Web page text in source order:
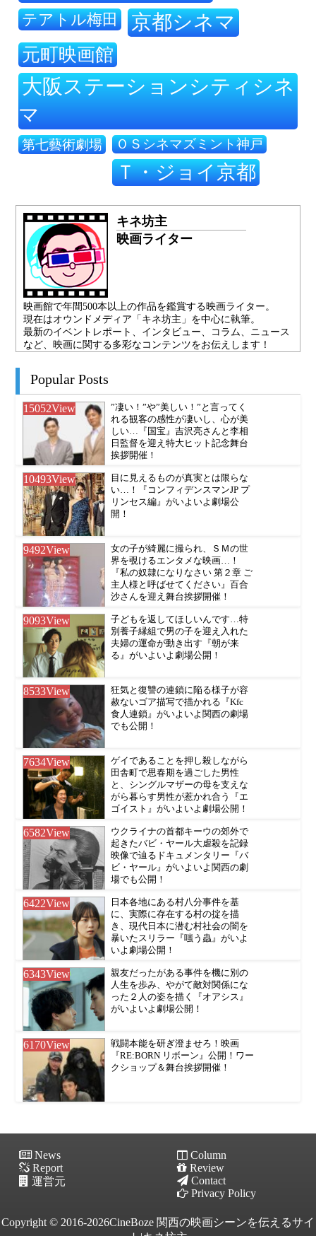
テアトル梅田 京都シネマ
元町映画館
大阪ステーションシティシネ
マ
第七藝術劇場 ＯＳシネマズミント神戸
Ｔ・ジョイ京都
キネ坊主
映画ライター
映画館で年間500本以上の作品を鑑賞する映画ライター。
現在はオウンドメディア「キネ坊主」を中心に執筆。
最新のイベントレポート、インタビュー、コラム、ニュース
など、映画に関する多彩なコンテンツをお伝えします！
Popular Posts
15052View
”凄い！”や”美しい！”と言ってく
れる観客の感性が凄いし、心が美
しい…『国宝』吉沢亮さんと李相
日監督を迎え特大ヒット記念舞台
挨拶開催！
10493View
目に見えるものが真実とは限らな
い…！『コンフィデンスマンJP プ
リンセス編』がいよいよ劇場公
開！
9492View
女の子が綺麗に撮られ、ＳＭの世
界を覗けるエンタメな映画…！
『私の奴隷になりなさい 第２章 ご
主人様と呼ばせてください』百合
沙さんを迎え舞台挨拶開催！
9093View
子どもを返してほしいんです…特
別養子縁組で男の子を迎え入れた
夫婦の運命が動き出す『朝が来
る』がいよいよ劇場公開！
8533View
狂気と復讐の連鎖に陥る様子が容
赦ないゴア描写で描かれる『Kfc
食人連鎖』がいよいよ関西の劇場
でも公開！
7634View
ゲイであることを押し殺しながら
田舎町で思春期を過ごした男性
と、シングルマザーの母を支えな
がら暮らす男性が惹かれ合う『エ
ゴイスト』がいよいよ劇場公開！
6582View
ウクライナの首都キーウの郊外で
起きたバビ・ヤール大虐殺を記録
映像で辿るドキュメンタリー『バ
ビ・ヤール』がいよいよ関西の劇
場でも公開！
6422View
日本各地にある村八分事件を基
に、実際に存在する村の掟を描
き、現代日本に潜む村社会の闇を
暴いたスリラー『嗤う蟲』がいよ
いよ劇場公開！
6343View
親友だったがある事件を機に別の
人生を歩み、やがて敵対関係にな
った２人の姿を描く『オアシス』
がいよいよ劇場公開！
6170View
戦闘本能を研ぎ澄ませろ！映画
『RE:BORN リボーン』公開！ワー
クショップ＆舞台挨拶開催！
News
Column
Report
Review
運営元
Contact
Privacy Policy
Copyright © 2016-2026CineBoze 関西の映画シーンを伝えるサイ